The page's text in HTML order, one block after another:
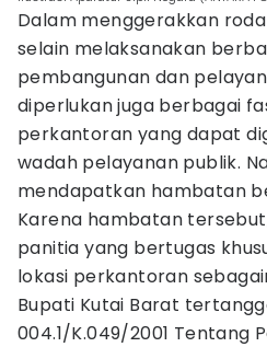
Dalam menggerakkan
selain melaksanakan
pembangunan dan
diperlukan juga berbagai
perkantoran yang dapat
wadah pelayanan publik.
mendapatkan hambatan
Karena hambatan
panitia yang bertugas
lokasi perkantoran
Bupati Kutai Barat
004.1/K.049/2001 Tentang